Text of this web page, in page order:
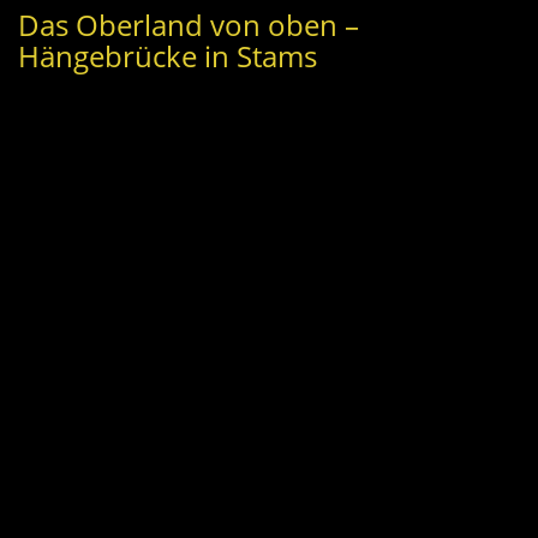
Das Oberland von oben –
Hängebrücke in Stams